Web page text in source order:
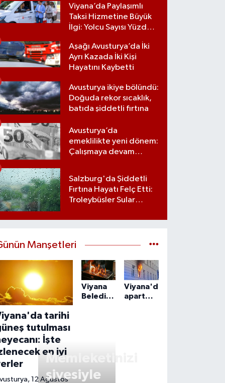
Viyana’da Paylaşımlı
Taksi Hizmetine Büyük
İlgi: Yolcu Sayısı Yüzde
Aşağı Avusturya’da İki
Ayrı Kazada İki Kişi
Hayatını Kaybetti
Avusturya ikiye bölündü:
Doğuda rekor sıcaklık,
batıda şiddetli fırtına
Avusturya’da
emeklilikte yeni dönem:
Çalışmaya devam
Salzburg'da Şiddetli
Fırtına Hayatı Felç Etti:
Troleybüsler Sular
Manşetleri
tarihi
tutulması
İşte
en iyi
12 Ağustos
Viyana
Belediyesi'nin
Viyana'da
apartmandaki
Memleketinizi
şivesiyle